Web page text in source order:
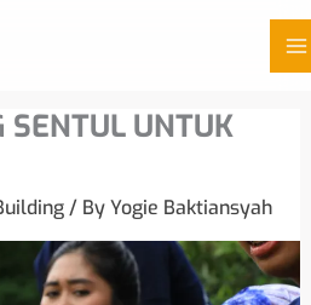
UNTUK
/ ByYogie Baktiansyah